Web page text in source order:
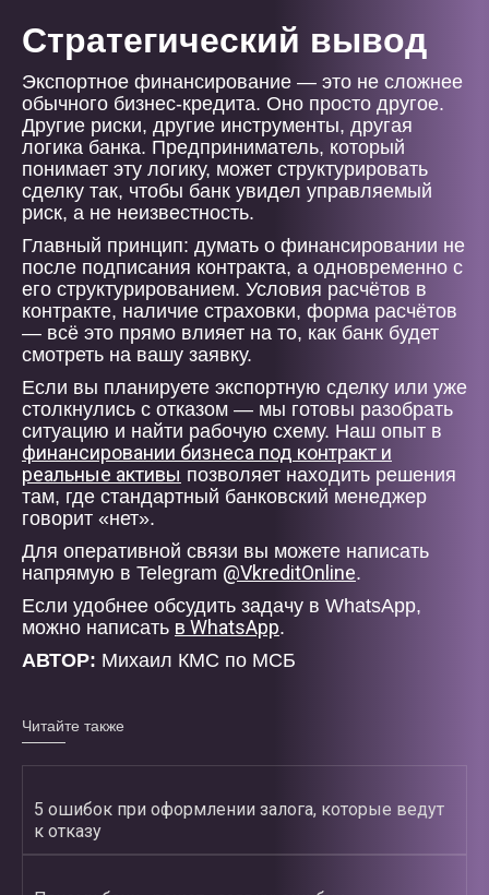
Стратегический вывод
Экспортное финансирование — это не сложнее
обычного бизнес-кредита. Оно просто другое.
Другие риски, другие инструменты, другая
логика банка. Предприниматель, который
понимает эту логику, может структурировать
сделку так, чтобы банк увидел управляемый
риск, а не неизвестность.
Главный принцип: думать о финансировании не
после подписания контракта, а одновременно с
его структурированием. Условия расчётов в
контракте, наличие страховки, форма расчётов
— всё это прямо влияет на то, как банк будет
смотреть на вашу заявку.
Если вы планируете экспортную сделку или уже
столкнулись с отказом — мы готовы разобрать
ситуацию и найти рабочую схему. Наш опыт в
финансировании бизнеса под контракт и
реальные активы позволяет находить решения
там, где стандартный банковский менеджер
говорит «нет».
Для оперативной связи вы можете написать
напрямую в Telegram @VkreditOnline.
Если удобнее обсудить задачу в WhatsApp,
можно написать в WhatsApp.
АВТОР: Михаил КМС по МСБ
Читайте также
5 ошибок при оформлении залога, которые ведут
к отказу